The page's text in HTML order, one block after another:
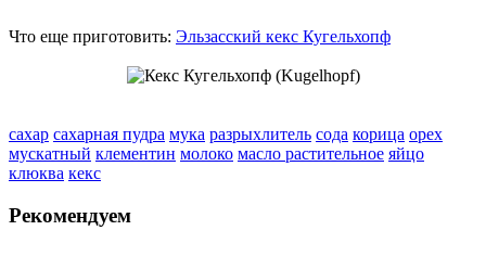
Что еще приготовить: Эльзасский кекс Кугельхопф
сахар сахарная пудра мука разрыхлитель сода корица орех
мускатный клементин молоко масло растительное яйцо
клюква кекс
Рекомендуем